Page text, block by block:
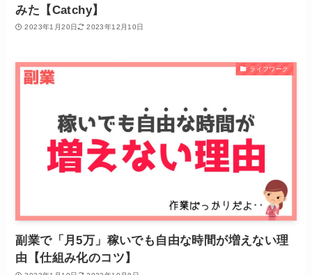
みた【Catchy】
2023年1月20日 2023年12月10日
ライフワーク
副業で「月5万」稼いでも自由な時間が増えない理
由【仕組み化のコツ】